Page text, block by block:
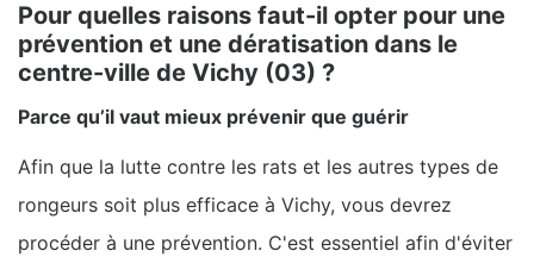
Pour quelles raisons faut-il opter pour une
prévention et une dératisation dans le
centre-ville de Vichy (03) ?
Parce qu’il vaut mieux prévenir que guérir
Afin que la lutte contre les rats et les autres types de
rongeurs soit plus efficace à Vichy, vous devrez
procéder à une prévention. C'est essentiel afin d'éviter